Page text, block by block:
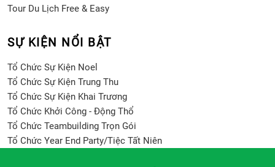
Tour Du Lịch Free & Easy
SỰ KIỆN NỔI BẬT
Tổ Chức Sự Kiện Noel
Tổ Chức Sự Kiện Trung Thu
Tổ Chức Sự Kiện Khai Trương
Tổ Chức Khởi Công - Động Thổ
Tổ Chức Teambuilding Trọn Gói
Tổ Chức Year End Party/Tiệc Tất Niên